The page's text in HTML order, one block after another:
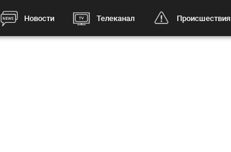
Новости Телеканал Происшествия